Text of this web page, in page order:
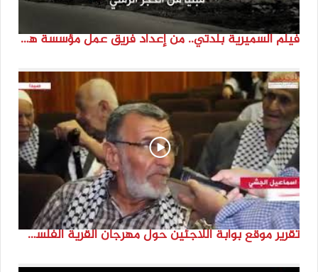
فيلم السميرية بلدتي.. من إعداد فريق عمل مؤسسة هوية
تقرير موقع بوابة اللاجئين حول مهرجان القرية الفلسطينية ( السميرية بلدتي)